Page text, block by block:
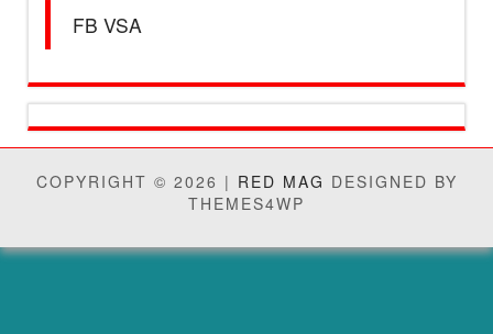
FB VSA
COPYRIGHT © 2026 | RED MAG DESIGNED BY
THEMES4WP